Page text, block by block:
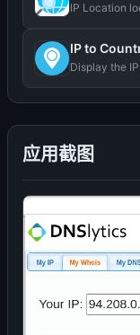
应用截图
IP Location
IP to
Display the